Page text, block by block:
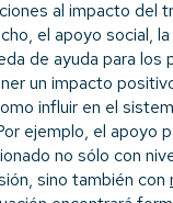
al impacto del
el apoyo social,
de ayuda para los
un impacto
influir en el
ejemplo, el apoyo
no sólo con
sino también con